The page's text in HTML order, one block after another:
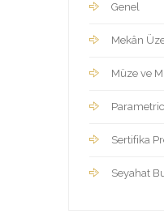
Genel
Mekân
Müze ve
Sertifika
Seyahat